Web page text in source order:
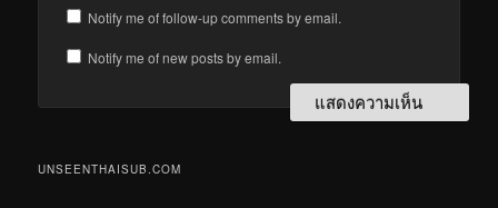
Notify me of follow-up comments by email.
Notify me of new posts by email.
UNSEENTHAISUB.COM